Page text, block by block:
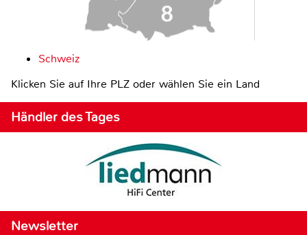
Schweiz
Klicken Sie auf Ihre PLZ oder wählen Sie ein Land
Händler des Tages
Newsletter